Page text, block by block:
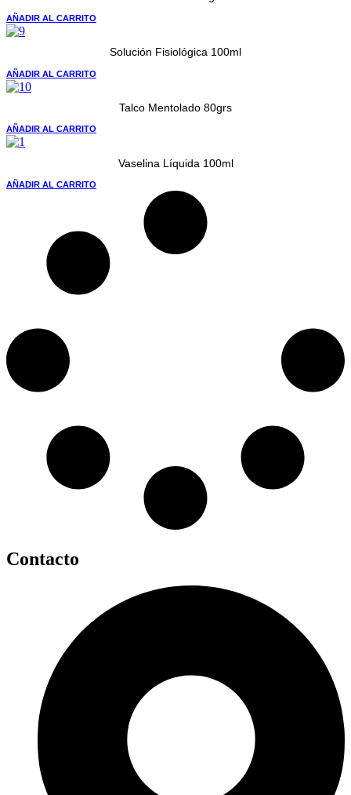
AÑADIR AL CARRITO
Solución Fisiológica 100ml
AÑADIR AL CARRITO
Talco Mentolado 80grs
AÑADIR AL CARRITO
Vaselina Líquida 100ml
AÑADIR AL CARRITO
Contacto